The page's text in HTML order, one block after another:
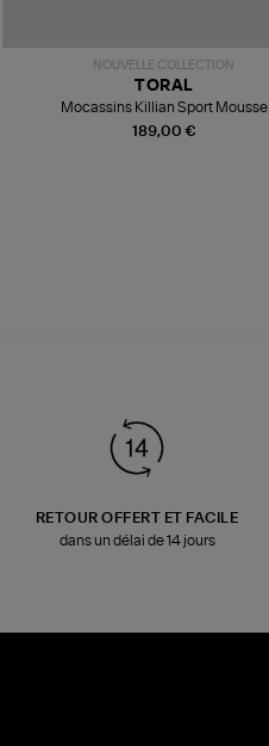
NOUVELLE COLLECTION
189,00 €
TORAL
Mocassins Killian Sport Mousse
RETOUR OFFERT ET FACILE
dans un délai de 14 jours